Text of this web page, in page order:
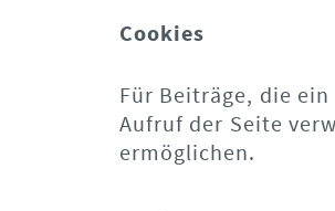
Cookies
Für Beiträge, die
Aufruf der Seite
ermöglichen.